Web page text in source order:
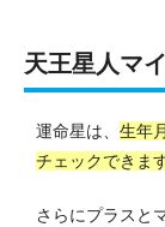
天王星人マ
運命星は、 生年
チェックできま
さらにプラスと